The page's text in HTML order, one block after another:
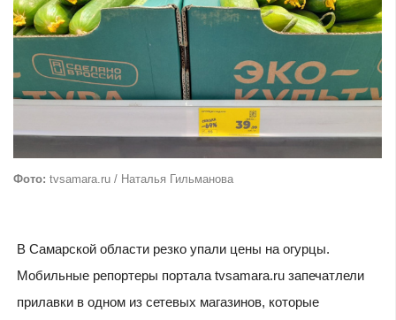
Фото: tvsamara.ru / Наталья Гильманова
В Самарской области резко упали цены на огурцы.
Мобильные репортеры портала tvsamara.ru запечатлели
прилавки в одном из сетевых магазинов, которые